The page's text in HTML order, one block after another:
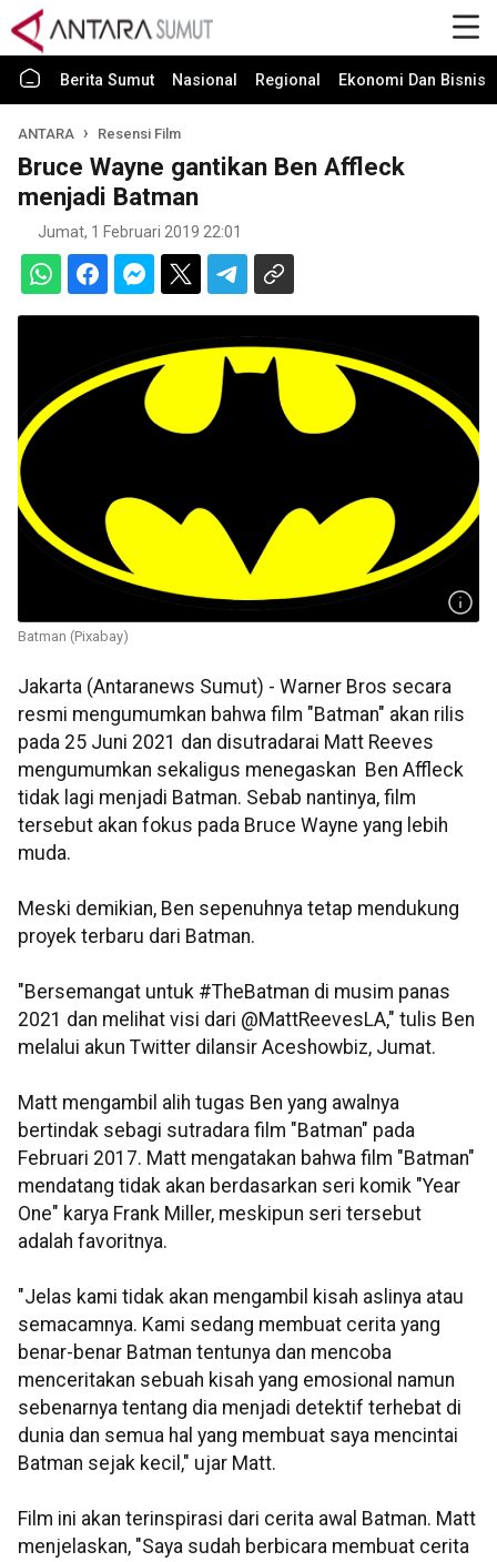
Berita Sumut Nasional Regional Ekonomi Dan Bisnis
ANTARA Resensi Film
Bruce Wayne gantikan Ben Affleck
menjadi Batman
Jumat, 1 Februari 2019 22:01
Batman (Pixabay)
Jakarta (Antaranews Sumut) - Warner Bros secara
resmi mengumumkan bahwa film "Batman" akan rilis
pada 25 Juni 2021 dan disutradarai Matt Reeves
mengumumkan sekaligus menegaskan Ben Affleck
tidak lagi menjadi Batman. Sebab nantinya, film
tersebut akan fokus pada Bruce Wayne yang lebih
muda.
Meski demikian, Ben sepenuhnya tetap mendukung
proyek terbaru dari Batman.
"Bersemangat untuk #TheBatman di musim panas
2021 dan melihat visi dari @MattReevesLA," tulis Ben
melalui akun Twitter dilansir Aceshowbiz, Jumat.
Matt mengambil alih tugas Ben yang awalnya
bertindak sebagi sutradara film "Batman" pada
Februari 2017. Matt mengatakan bahwa film "Batman"
mendatang tidak akan berdasarkan seri komik "Year
One" karya Frank Miller, meskipun seri tersebut
adalah favoritnya.
"Jelas kami tidak akan mengambil kisah aslinya atau
semacamnya. Kami sedang membuat cerita yang
benar-benar Batman tentunya dan mencoba
menceritakan sebuah kisah yang emosional namun
sebenarnya tentang dia menjadi detektif terhebat di
dunia dan semua hal yang membuat saya mencintai
Batman sejak kecil," ujar Matt.
Film ini akan terinspirasi dari cerita awal Batman. Matt
menjelaskan, "Saya sudah berbicara membuat cerita